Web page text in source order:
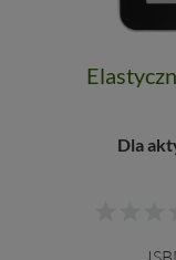
Dla